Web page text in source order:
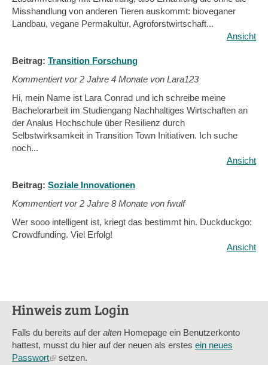
Misshandlung von anderen Tieren auskommt: bioveganer
Landbau, vegane Permakultur, Agroforstwirtschaft...
Ansicht
Beitrag: Transition Forschung
Kommentiert vor2 Jahre 4 Monate von Lara123
Hi, mein Name ist Lara Conrad und ich schreibe meine
Bachelorarbeit im Studiengang Nachhaltiges Wirtschaften an
der Analus Hochschule über Resilienz durch
Selbstwirksamkeit in Transition Town Initiativen. Ich suche
noch...
Ansicht
Beitrag: Soziale Innovationen
Kommentiert vor2 Jahre 8 Monate von fwulf
Wer sooo intelligent ist, kriegt das bestimmt hin. Duckduckgo:
Crowdfunding. Viel Erfolg!
Ansicht
Hinweis zum Login
Falls du bereits auf der alten Homepage ein Benutzerkonto
hattest, musst du hier auf der neuen als erstes ein neues
Passwort(linksetzen.